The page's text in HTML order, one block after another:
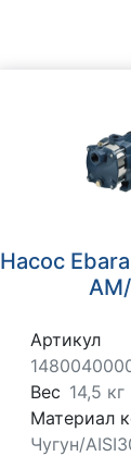
Насос
Артикул
Вес 14,5 кг
Материал
Чугун/